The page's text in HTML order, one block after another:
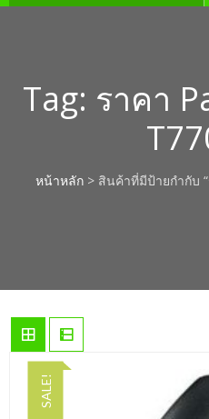
Tag: ราคา
หน้าหลัก > สินค้าที่มีป้ายกำกับ
SALE!